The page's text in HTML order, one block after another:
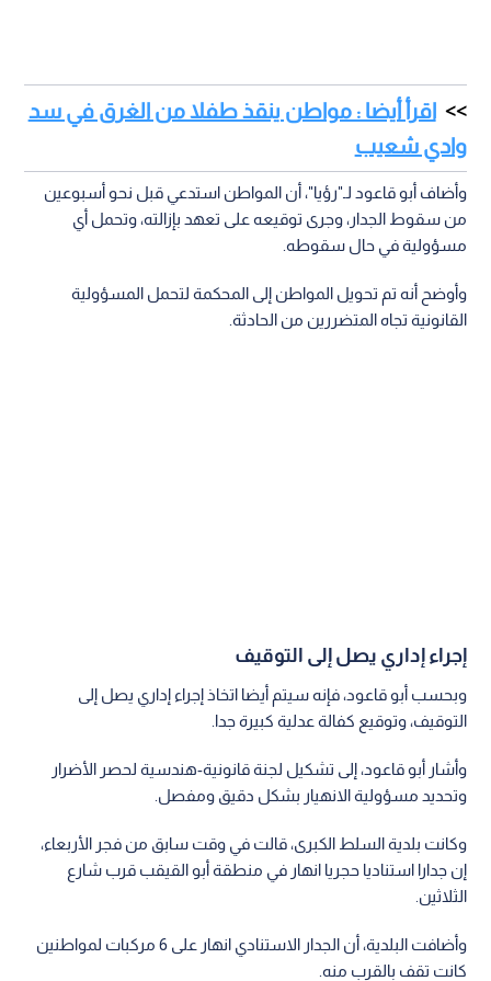
اقرأ أيضا : مواطن ينقذ طفلا من الغرق في سد
وادي شعيب
وأضاف أبو قاعود لـ"رؤيا"، أن المواطن استدعي قبل نحو أسبوعين
من سقوط الجدار، وجرى توقيعه على تعهد بإزالته، وتحمل أي
مسؤولية في حال سقوطه.
وأوضح أنه تم تحويل المواطن إلى المحكمة لتحمل المسؤولية
القانونية تجاه المتضررين من الحادثة.
إجراء إداري يصل إلى التوقيف
وبحسب أبو قاعود، فإنه سيتم أيضا اتخاذ إجراء إداري يصل إلى
التوقيف، وتوقيع كفالة عدلية كبيرة جدا.
وأشار أبو قاعود، إلى تشكيل لجنة قانونية-هندسية لحصر الأضرار
وتحديد مسؤولية الانهيار بشكل دقيق ومفصل.
وكانت بلدية السلط الكبرى، قالت في وقت سابق من فجر الأربعاء،
إن جدارا استناديا حجريا انهار في منطقة أبو القيقب قرب شارع
الثلاثين.
وأضافت البلدية، أن الجدار الاستنادي انهار على 6 مركبات لمواطنين
كانت تقف بالقرب منه.